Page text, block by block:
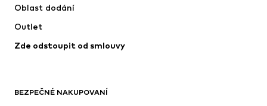
Spodní prádlo
Kabáty
Plavky
Příležitosti
Oblast dodání
Outlet
Zde odstoupit od smlouvy
BEZPEČNÉ NAKUPOVANÍ